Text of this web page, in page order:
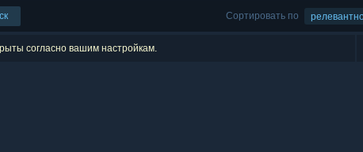
Сортировать по
согласно вашим настройкам.